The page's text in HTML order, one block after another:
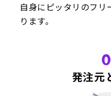
自身にピッタリのフリ
ります。
発注元